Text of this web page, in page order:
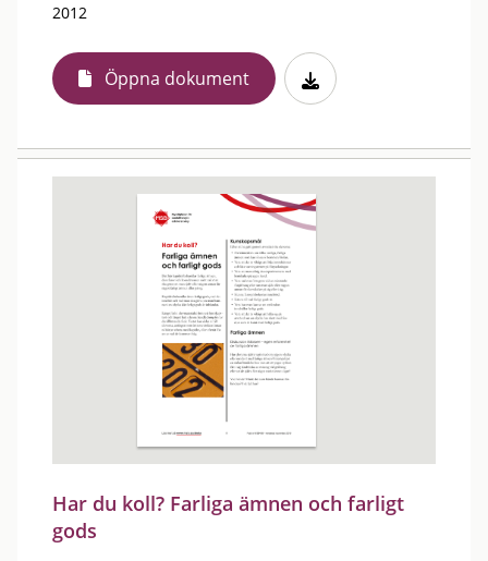
2012
Öppna dokument
Har du koll? Farliga ämnen och farligt
gods